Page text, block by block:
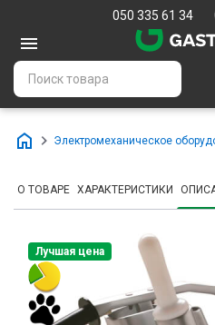
050 335 61 34
Электромеханическое
О ТОВАРЕ ХАРАКТЕРИСТИКИ
Лучшая цена